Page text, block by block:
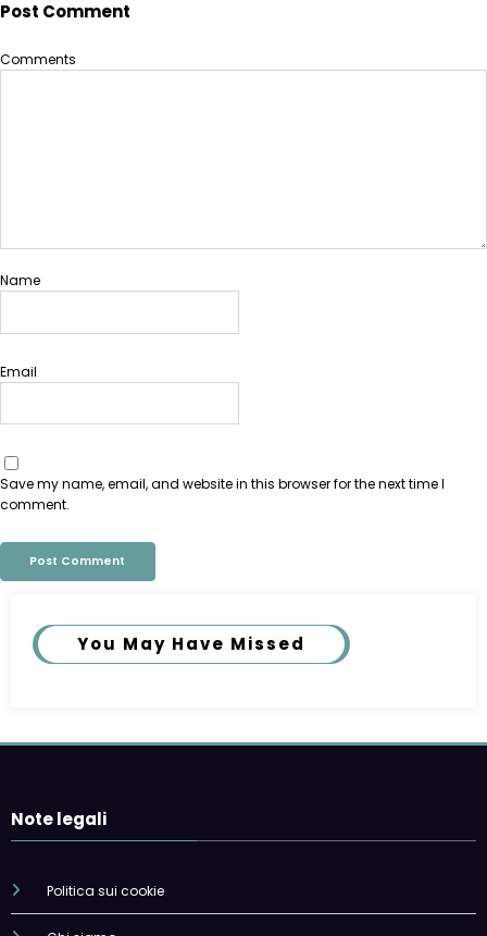
Post Comment
Comments
Name
Email
Save my name, email, and website in this browser for the next time I
comment.
You May Have Missed
Note legali
Politica sui cookie